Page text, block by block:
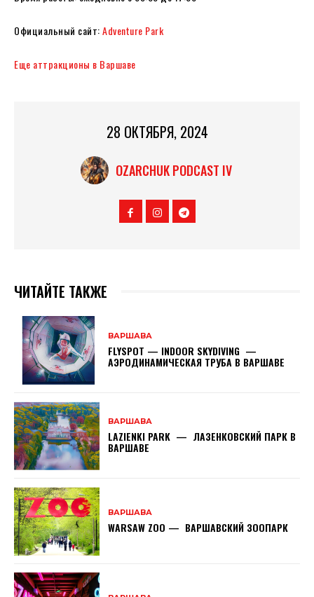
Официальный сайт:Adventure Park
Еще аттракционы в Варшаве
28 ОКТЯБРЯ, 2024
OZARCHUK PODCAST IV
ЧИТАЙТЕ ТАКЖЕ
ВАРШАВА
FLYSPOT — INDOOR SKYDIVING —
АЭРОДИНАМИЧЕСКАЯ ТРУБА В ВАРШАВЕ
ВАРШАВА
LAZIENKI PARK — ЛАЗЕНКОВСКИЙ ПАРК В
ВАРШАВЕ
ВАРШАВА
WARSAW ZOO — ВАРШАВСКИЙ ЗООПАРК